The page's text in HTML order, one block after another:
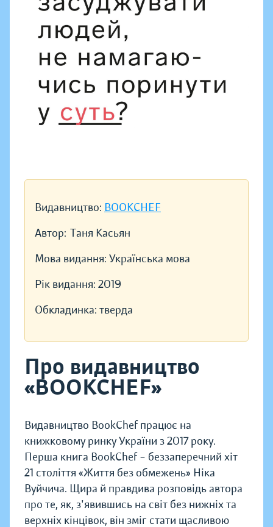
Видавництво: BOOKCHEF
Автор: Таня Касьян
Мова видання: Українська мова
Рік видання: 2019
Обкладинка: тверда
Про видавництво
«BOOKCHEF»
Видавництво BookChef працює на
книжковому ринку України з 2017 року.
Перша книга BookChef – беззаперечний хіт
21 століття «Життя без обмежень» Ніка
Вуйчича. Щира й правдива розповідь автора
про те, як, з'явившись на світ без нижніх та
верхніх кінцівок, він зміг стати щасливою